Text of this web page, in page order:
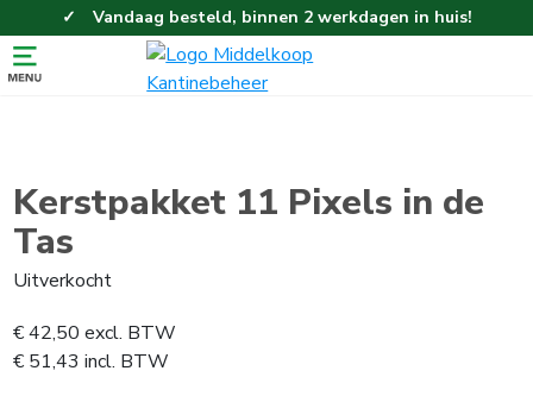
Vandaag besteld, binnen 2 werkdagen in huis!
Eenvoudig en gemakkelijk bestellen!
Gratis thuisbezorgd vanaf 100,-!
Kerstpakket 11 Pixels in de
Tas
Uitverkocht
€42,50 excl. BTW
€ 51,43 incl. BTW